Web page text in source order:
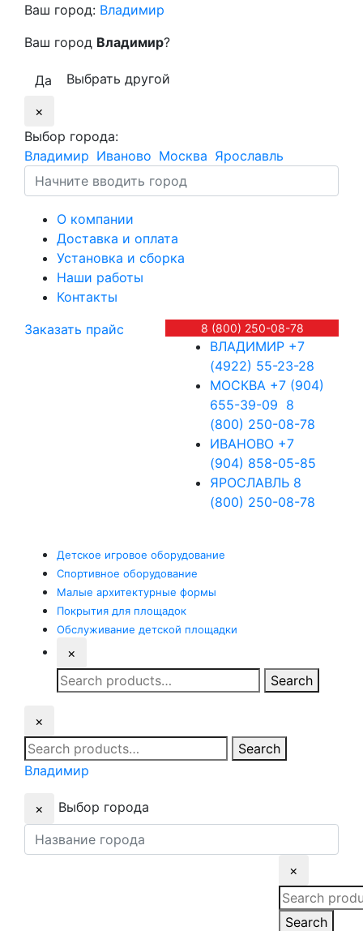
Ваш город: Владимир
Ваш город Владимир?
Да
Выбрать другой
×
Выбор города:
Владимир Иваново Москва Ярославль
О компании
Доставка и оплата
Установка и сборка
Наши работы
Контакты
Заказать прайс
8 (800) 250-08-78
ВЛАДИМИР +7
(4922) 55-23-28
МОСКВА +7 (904)
655-39-09 8
(800) 250-08-78
ИВАНОВО +7
(904) 858-05-85
ЯРОСЛАВЛЬ 8
(800) 250-08-78
Детское игровое оборудование
Спортивное оборудование
Малые архитектурные формы
Покрытия для площадок
Обслуживание детской площадки
×
Search
for:
Search
×
Search
for:
Search
Владимир
× Выбор города
×
Search
for:
Search